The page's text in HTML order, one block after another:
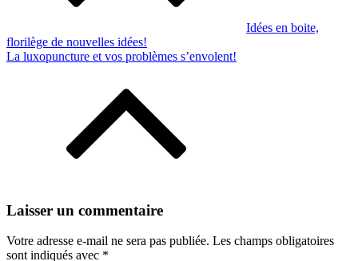
Idées en boite,
florilège de nouvelles idées!
La luxopuncture et vos problèmes s’envolent!
Laisser un commentaire
Votre adresse e-mail ne sera pas publiée. Les champs obligatoires
sont indiqués avec *